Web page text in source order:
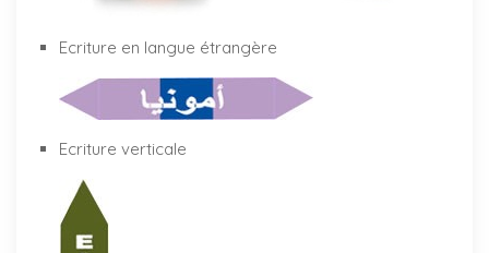
Ecriture en langue étrangère
Ecriture verticale